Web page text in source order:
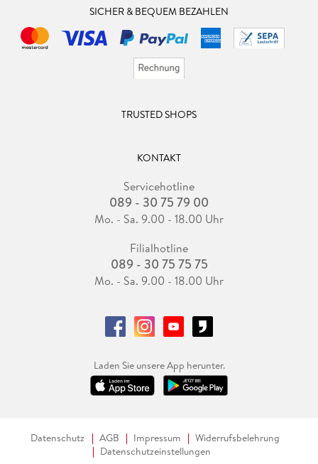
SICHER & BEQUEM BEZAHLEN
TRUSTED SHOPS
KONTAKT
Servicehotline
089 - 30 75 79 00
Mo. - Sa. 9.00 - 18.00 Uhr
Filialhotline
089 - 30 75 75 75
Mo. - Sa. 9.00 - 18.00 Uhr
Laden Sie unsere App herunter.
Datenschutz AGB Impressum
Widerrufsbelehrung
Datenschutzeinstellungen